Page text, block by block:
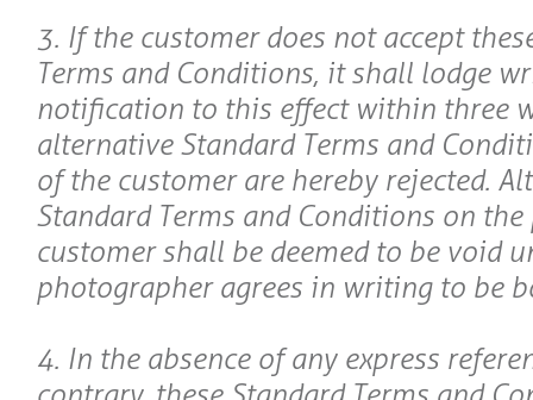
3. If the customer does not accept
Terms and Conditions, it shall lodge
notification to this effect within three
alternative Standard Terms and
of the customer are hereby rejected.
Standard Terms and Conditions on
customer shall be deemed to be void
photographer agrees in writing to be
4. In the absence of any express